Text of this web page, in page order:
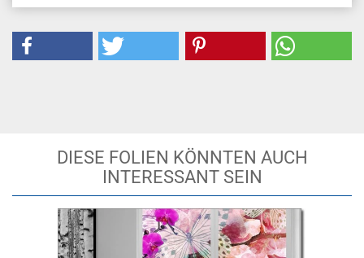
DIESE FOLIEN KÖNNTEN AUCH
INTERESSANT SEIN